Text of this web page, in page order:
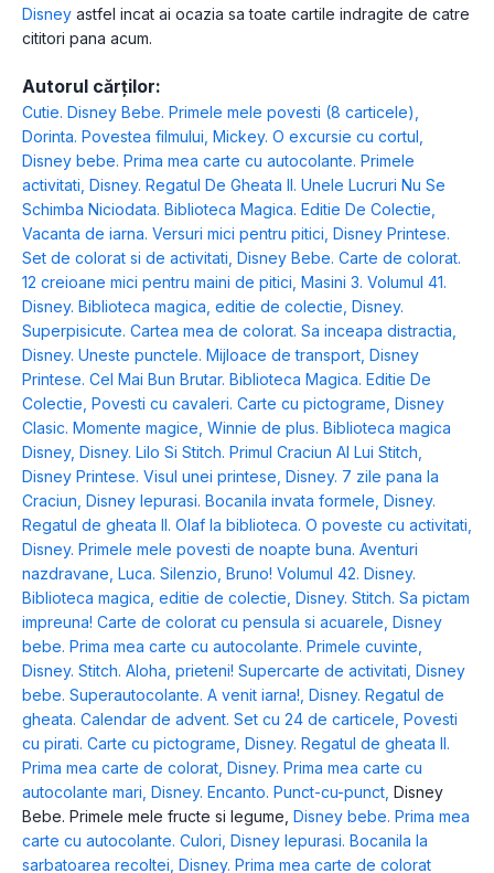
Disney astfel incat ai ocazia sa toate cartile indragite de catre
cititori pana acum.
Autorul cărților:
Cutie. Disney Bebe. Primele mele povesti (8 carticele)
Dorinta. Povestea filmului Mickey. O excursie cu cortul
Disney bebe. Prima mea carte cu autocolante. Primele
activitati Disney. Regatul De Gheata II. Unele Lucruri Nu Se
Schimba Niciodata. Biblioteca Magica. Editie De Colectie
Vacanta de iarna. Versuri mici pentru pitici Disney Printese.
Set de colorat si de activitati Disney Bebe. Carte de colorat.
12 creioane mici pentru maini de pitici Masini 3. Volumul 41.
Disney. Biblioteca magica, editie de colectie Disney.
Superpisicute. Cartea mea de colorat. Sa inceapa distractia
Disney. Uneste punctele. Mijloace de transport Disney
Printese. Cel Mai Bun Brutar. Biblioteca Magica. Editie De
Colectie Povesti cu cavaleri. Carte cu pictograme Disney
Clasic. Momente magice Winnie de plus. Biblioteca magica
Disney, Disney. Lilo Si Stitch. Primul Craciun Al Lui Stitch
Disney Printese. Visul unei printese Disney. 7 zile pana la
Craciun Disney Iepurasi. Bocanila invata formele Disney.
Regatul de gheata II. Olaf la biblioteca. O poveste cu activitati
Disney. Primele mele povesti de noapte buna. Aventuri
nazdravane Luca. Silenzio, Bruno! Volumul 42. Disney.
Biblioteca magica, editie de colectie Disney. Stitch. Sa pictam
impreuna! Carte de colorat cu pensula si acuarele Disney
bebe. Prima mea carte cu autocolante. Primele cuvinte
Disney. Stitch. Aloha, prieteni! Supercarte de activitati Disney
bebe. Superautocolante. A venit iarna! Disney. Regatul de
gheata. Calendar de advent. Set cu 24 de carticele Povesti
cu pirati. Carte cu pictograme Disney. Regatul de gheata II.
Prima mea carte de colorat Disney. Prima mea carte cu
autocolante mari Disney. Encanto. Punct-cu-punct Disney
Bebe. Primele mele fructe si legume Disney bebe. Prima mea
carte cu autocolante. Culori Disney Iepurasi. Bocanila la
sarbatoarea recoltei Disney. Prima mea carte de colorat